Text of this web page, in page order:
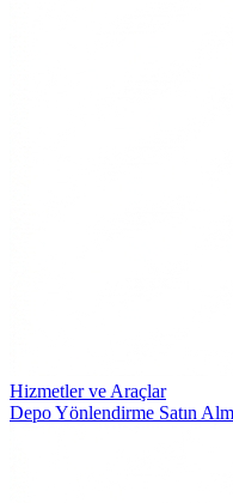
Hizmetler ve Araçlar
Depo Yönlendirme Satın